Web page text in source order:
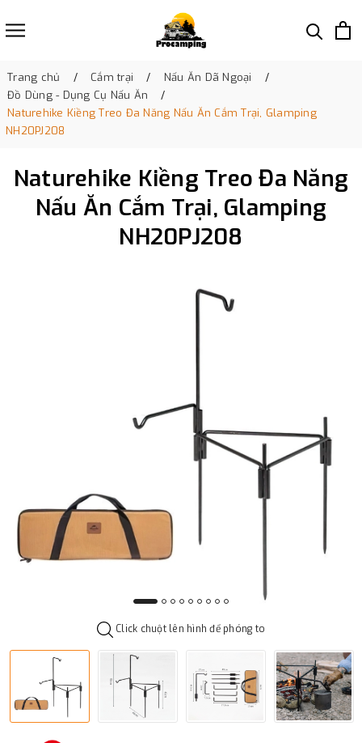
Trang chủ Cắm trại
Nấu Ăn Dã Ngoại
Đồ Dùng - Dụng Cụ Nấu Ăn
Naturehike Kiềng Treo Đa Năng Nấu Ăn Cắm Trại, Glamping
NH20PJ208
Naturehike Kiềng Treo Đa Năng
Nấu Ăn Cắm Trại, Glamping
NH20PJ208
Click chuột lên hình để phóng to